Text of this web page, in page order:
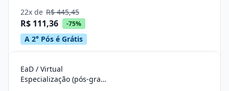
22x de R$ 445,45
R$ 111,36 -75%
A 2° Pós é Grátis
EaD / Virtual
Especialização (pós-graduação)